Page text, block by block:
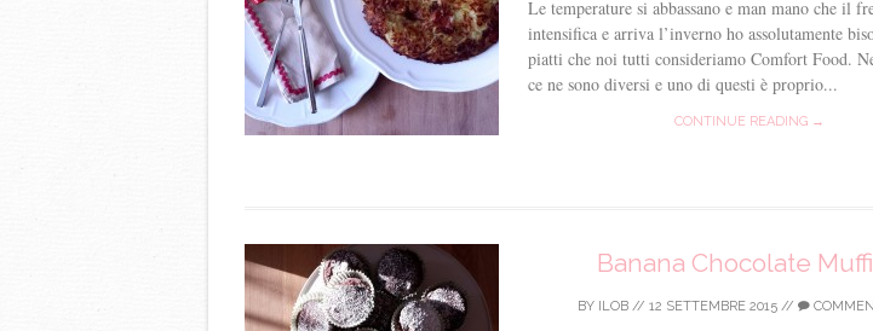
Le temperature si abbassano e man mano che il
intensifica e arriva l’inverno ho assolutamente
piatti che noi tutti consideriamo Comfort Food.
ce ne sono diversi e uno di questi è proprio...
CONTINUE READING →
Banana Chocolate
BY ILOB// 12 SETTEMBRE 2015//